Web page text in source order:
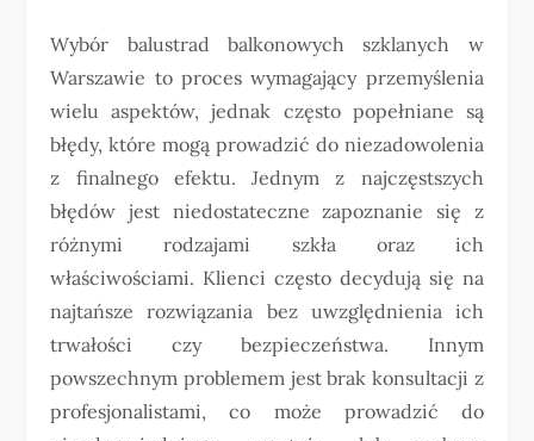
Wybór balustrad balkonowych szklanych w
Warszawie to proces wymagający przemyślenia
wielu aspektów, jednak często popełniane są
błędy, które mogą prowadzić do niezadowolenia
z finalnego efektu. Jednym z najczęstszych
błędów jest niedostateczne zapoznanie się z
różnymi rodzajami szkła oraz ich
właściwościami. Klienci często decydują się na
najtańsze rozwiązania bez uwzględnienia ich
trwałości czy bezpieczeństwa. Innym
powszechnym problemem jest brak konsultacji z
profesjonalistami, co może prowadzić do